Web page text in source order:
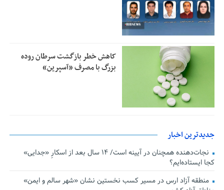
کاهش خطر بازگشت سرطان روده
بزرگ با مصرف «آسپرین»
جدیدترین اخبار
نجات‌دهنده‌ همچنان در آیینه است/ ۱۴ سال بعد از اسکارِ «جدایی»
کجا ایستاده‌ایم؟
منطقه آزاد ارس در مسیر کسب نخستین نشان «شهر سالم و ایمن»